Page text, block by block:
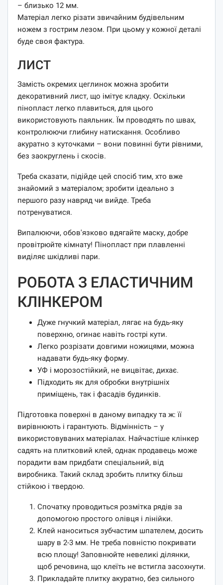
– близько 12 мм.
Матеріал легко різати звичайним будівельним
ножем з гострим лезом. При цьому у кожної деталі
буде своя фактура.
ЛИСТ
Замість окремих цеглинок можна зробити
декоративний лист, що імітує кладку. Оскільки
пінопласт легко плавиться, для цього
використовують паяльник. Їм проводять по швах,
контролюючи глибину натискання. Особливо
акуратно з куточками – вони повинні бути рівними,
без заокруглень і скосів.
Треба сказати, підійде цей спосіб тим, хто вже
знайомий з матеріалом; зробити ідеально з
першого разу навряд чи вийде. Треба
потренуватися.
Випалюючи, обов'язково вдягайте маску, добре
провітрюйте кімнату! Пінопласт при плавленні
виділяє шкідливі пари.
РОБОТА З ЕЛАСТИЧНИМ
КЛІНКЕРОМ
Дуже гнучкий матеріал, лягає на будь-яку
поверхню, огинає навіть гострі кути.
Легко розрізати довгими ножицями, можна
надавати будь-яку форму.
УФ і морозостійкий, не вицвітає, дихає.
Підходить як для обробки внутрішніх
приміщень, так і фасадів будинків.
Підготовка поверхні в даному випадку та ж: її
вирівнюють і гарантують. Відмінність – у
використовуваних матеріалах. Найчастіше клінкер
садять на плитковий клей, однак продавець може
порадити вам придбати спеціальний, від
виробника. Такий склад зробить плитку більш
стійкою і твердою.
Спочатку проводиться розмітка рядів за
допомогою простого олівця і лінійки.
Клей наноситься зубчастим шпателем, досить
шару в 2-3 мм. Не треба повністю покривати
всю площу! Заповнюйте невеликі ділянки,
щоб речовина, що клеїть не встигла засохнути.
Прикладайте плитку акуратно, без сильного